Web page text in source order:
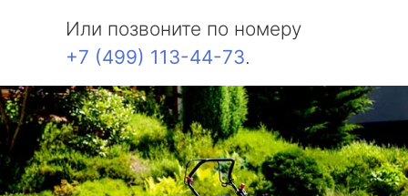
Или позвоните по номеру
+7 (499) 113-44-73.